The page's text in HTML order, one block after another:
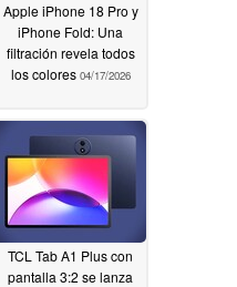
Apple iPhone 18 Pro y
iPhone Fold: Una
filtración revela todos
los colores 04/17/2026
TCL Tab A1 Plus con
pantalla 3:2 se lanza